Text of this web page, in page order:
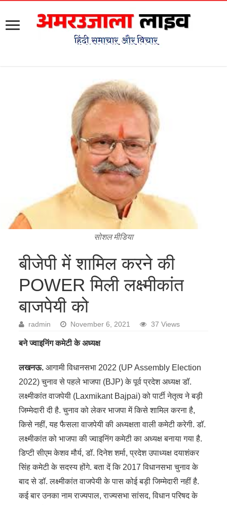
सोशल मीडिया
बीजेपी में शामिल करने की
POWER मिली लक्ष्मीकांत
बाजपेयी को
radmin November 6, 2021 37 Views
बने ज्वाइनिंग कमेटी के अध्यक्ष
लखनऊ. आगामी विधानसभा 2022 (UP Assembly Election
2022) चुनाव से पहले भाजपा (BJP) के पूर्व प्रदेश अध्यक्ष डॉ.
लक्ष्मीकांत वाजपेयी (Laxmikant Bajpai) को पार्टी नेतृत्व ने बड़ी
जिम्मेदारी दी है. चुनाव को लेकर भाजपा में किसे शामिल करना है,
किसे नहीं, यह फैसला वाजपेयी की अध्यक्षता वाली कमेटी करेगी. डॉ.
लक्ष्मीकांत को भाजपा की ज्वाइनिंग कमेटी का अध्यक्ष बनाया गया है.
डिप्टी सीएम केशव मौर्य, डॉ. दिनेश शर्मा, प्रदेश उपाध्यक्ष दयाशंकर
सिंह कमेटी के सदस्य होंगे. बता दें कि 2017 विधानसभा चुनाव के
बाद से डॉ. लक्ष्मीकांत वाजपेयी के पास कोई बड़ी जिम्मेदारी नहीं है.
कई बार उनका नाम राज्यपाल, राज्यसभा सांसद, विधान परिषद के